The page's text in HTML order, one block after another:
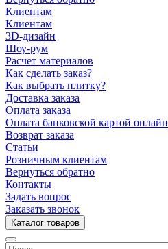
Клиентам
Клиентам
3D-дизайн
Шоу-рум
Расчет материалов
Как сделать заказ?
Как выбрать плитку?
Доставка заказа
Оплата заказа
Оплата банковской картой онлайн
Возврат заказа
Статьи
Розничным клиентам
Вернуться обратно
Контакты
Задать вопрос
Заказать звонок
Каталог товаров